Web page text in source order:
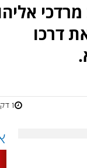
דרכו
1 דקות